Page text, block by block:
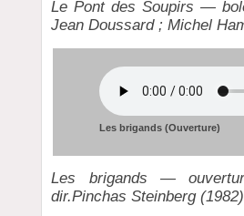
Le Pont des Soupirs —
Jean Doussard ; Michel
Les brigands (Ouverture)
Les brigands —
dir.Pinchas Steinberg (1982)